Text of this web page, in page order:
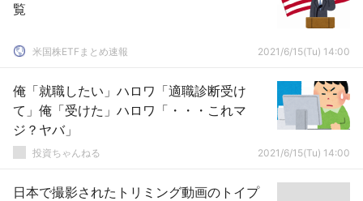
覧
米国株ETFまとめ速報 2021/6/15(Tu) 14:00
俺「就職したい」ハロワ「適職診断受け
て」俺「受けた」ハロワ「・・・これマ
ジ？ヤバ」
投資ちゃんねる 2021/6/15(Tu) 14:00
日本で撮影されたトリミング動画のトイプ